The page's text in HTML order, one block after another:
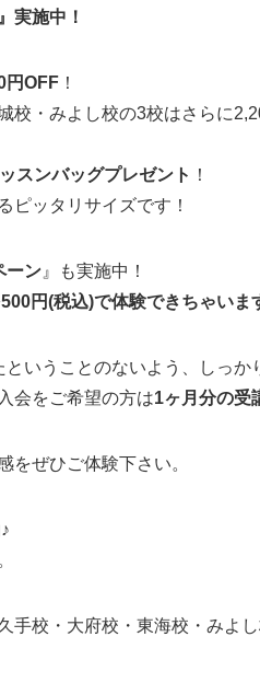
実施中！
円OFF ！
校・みよし校の3校はさらに
スンバッグプレゼント ！
ピッタリサイズです！
ーン 』も実施中！
円(税込)で体験できちゃいま
いうことのないよう、しっ
会をご希望の方は1ヶ月分の受
をぜひご体験下さい。
手校・大府校・東海校・みよ